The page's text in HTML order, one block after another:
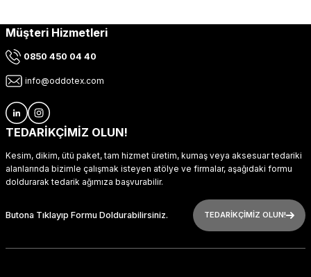
Müşteri Hizmetleri
0850 450 04 40
info@oddotex.com
TEDARİKÇİMİZ OLUN!
Kesim, dikim, ütü paket, tam hizmet üretim, kumaş veya aksesuar tedariki
alanlarında bizimle çalışmak isteyen atölye ve firmalar, aşağıdaki formu
doldurarak tedarik ağımıza başvurabilir.
Butona Tıklayıp Formu Doldurabilirsiniz. TEDARİKÇİMİZ OLUN!